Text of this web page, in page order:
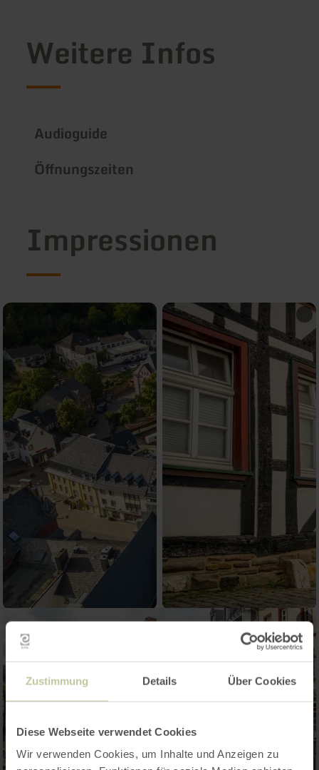
Zustimmung Details Über Cookies
Diese Webseite verwendet Cookies
Wir verwenden Cookies, um Inhalte und Anzeigen zu
Weitere Infos
Audioguide
Öffnungszeiten
Impressionen